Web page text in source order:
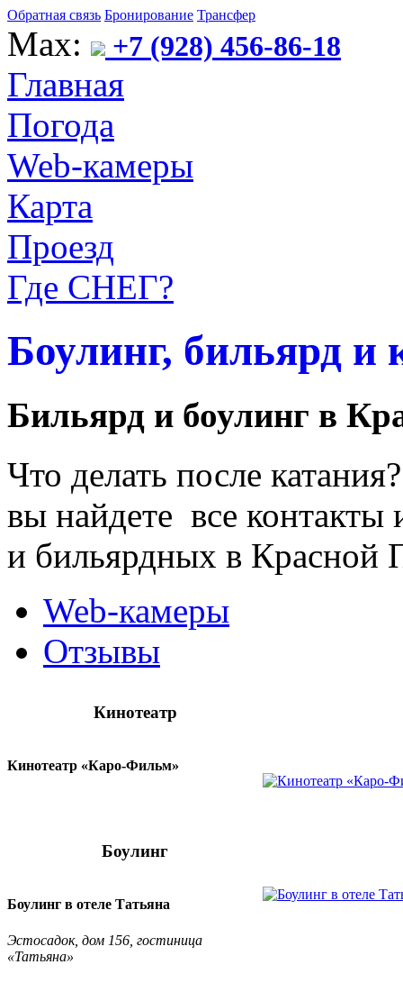
Обратная связь Бронирование Трансфер
Max: +7 (928) 456-86-18
Главная
Погода
Web-камеры
Карта
Проезд
Где СНЕГ?
Боулинг, бильярд и
Бильярд и боулинг в
Что делать после
вы найдете все контакты
и бильярдных в Красной
Web-камеры
Отзывы
Кинотеатр
Кинотеатр «Каро-Фильм»
Боулинг
Боулинг в отеле Татьяна
Эстосадок, дом 156, гостиница
«Татьяна»